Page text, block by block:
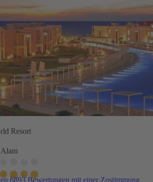
Resort
6893 Bewertungen mit einer Zustimmung